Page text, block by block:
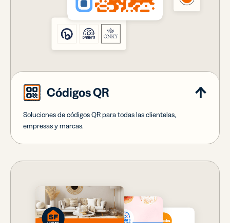
Códigos QR
Soluciones de códigos QR para todas las clientelas,
empresas y marcas.